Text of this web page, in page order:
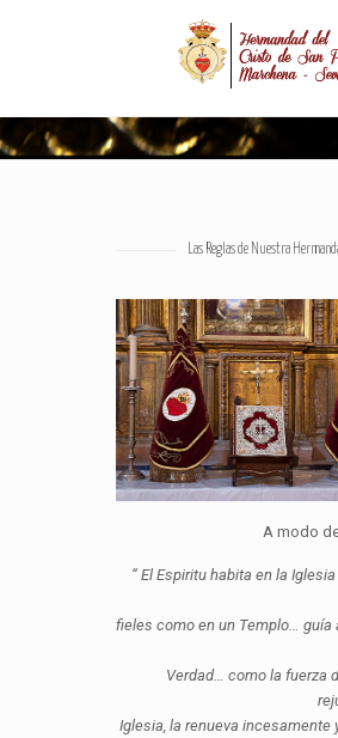
Las Reglas de Nuestra
A modo
“ El Espiritu habita en la
fieles como en un Templo… guía
Verdad… como la fuerza
Iglesia, la renueva incesamente